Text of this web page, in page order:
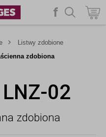
f szukaj
Listwy zdobione
zdobiona
zdobiona
02